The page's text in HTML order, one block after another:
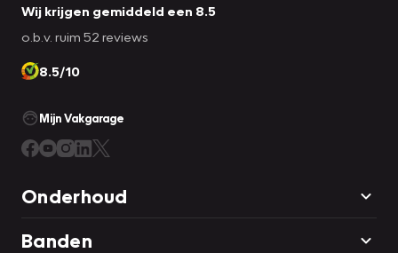
Wij krijgen gemiddeld een 8.5
o.b.v. ruim 52 reviews
8.5/10
Mijn Vakgarage
Onderhoud
Banden